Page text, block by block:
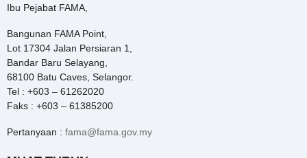
Ibu Pejabat FAMA,
Bangunan FAMA Point,
Lot 17304 Jalan Persiaran 1,
Bandar Baru Selayang,
68100 Batu Caves, Selangor.
Tel : +603 – 61262020
Faks : +603 – 61385200
Pertanyaan : fama@fama.gov.my